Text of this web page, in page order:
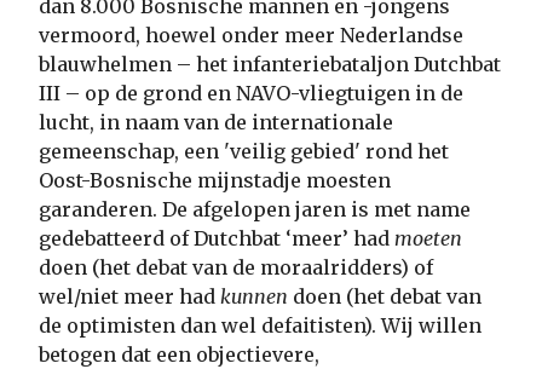
dan 8.000 Bosnische mannen en -jongens
vermoord, hoewel onder meer Nederlandse
blauwhelmen – het infanteriebataljon Dutchbat
III – op de grond en NAVO-vliegtuigen in de
lucht, in naam van de internationale
gemeenschap, een 'veilig gebied' rond het
Oost-Bosnische mijnstadje moesten
garanderen. De afgelopen jaren is met name
gedebatteerd of Dutchbat ‘meer’ had moeten
doen (het debat van de moraalridders) of
wel/niet meer had kunnen doen (het debat van
de optimisten dan wel defaitisten). Wij willen
betogen dat een objectievere,